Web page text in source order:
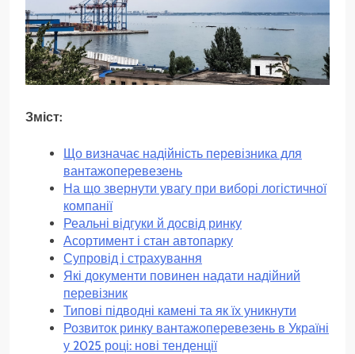
Зміст:
Що визначає надійність перевізника для
вантажоперевезень
На що звернути увагу при виборі логістичної
компанії
Реальні відгуки й досвід ринку
Асортимент і стан автопарку
Супровід і страхування
Які документи повинен надати надійний
перевізник
Типові підводні камені та як їх уникнути
Розвиток ринку вантажоперевезень в Україні
у 2025 році: нові тенденції